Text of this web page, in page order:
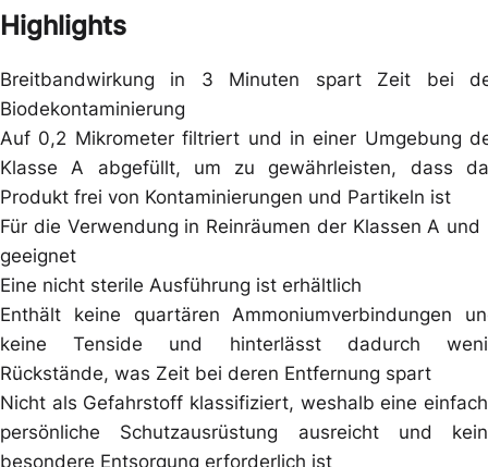
Highlights
Breitbandwirkung in 3 Minuten spart Zeit bei
Biodekontaminierung
Auf 0,2 Mikrometer filtriert und in einer Umgebung
Klasse A abgefüllt, um zu gewährleisten, dass
Produkt frei von Kontaminierungen und Partikeln ist
Für die Verwendung in Reinräumen der Klassen A und
geeignet
Eine nicht sterile Ausführung ist erhältlich
Enthält keine quartären Ammoniumverbindungen
keine Tenside und hinterlässt dadurch
Rückstände, was Zeit bei deren Entfernung spart
Nicht als Gefahrstoff klassifiziert, weshalb eine
persönliche Schutzausrüstung ausreicht und
besondere Entsorgung erforderlich ist